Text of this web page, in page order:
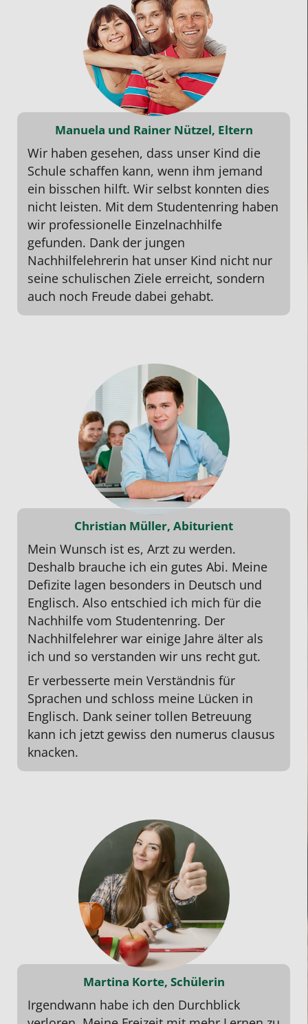
Manuela und Rainer Nützel, Eltern
Wir haben gesehen, dass unser Kind die
Schule schaffen kann, wenn ihm jemand
ein bisschen hilft. Wir selbst konnten dies
nicht leisten. Mit dem Studentenring haben
wir professionelle Einzelnachhilfe
gefunden. Dank der jungen
Nachhilfelehrerin hat unser Kind nicht nur
seine schulischen Ziele erreicht, sondern
auch noch Freude dabei gehabt.
Christian Müller, Abiturient
Mein Wunsch ist es, Arzt zu werden.
Deshalb brauche ich ein gutes Abi. Meine
Defizite lagen besonders in Deutsch und
Englisch. Also entschied ich mich für die
Nachhilfe vom Studentenring. Der
Nachhilfelehrer war einige Jahre älter als
ich und so verstanden wir uns recht gut.
Er verbesserte mein Verständnis für
Sprachen und schloss meine Lücken in
Englisch. Dank seiner tollen Betreuung
kann ich jetzt gewiss den numerus clausus
knacken.
Martina Korte, Schülerin
Irgendwann habe ich den Durchblick